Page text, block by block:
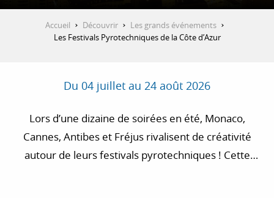
Accueil Découvrir
Les grands événements
Les Festivals Pyrotechniques de la Côte d’Azur
Du 04 juillet au 24 août 2026
Lors d’une dizaine de soirées en été, Monaco,
Cannes, Antibes et Fréjus rivalisent de créativité
autour de leurs festivals pyrotechniques ! Cette